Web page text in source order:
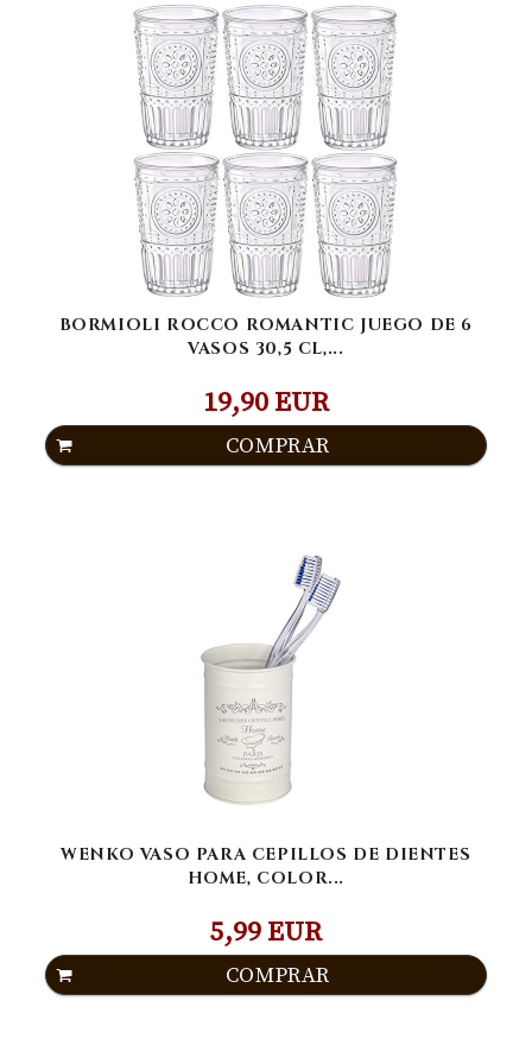
BORMIOLI ROCCO ROMANTIC JUEGO DE 6
VASOS 30,5 CL,...
19,90 EUR
COMPRAR
WENKO VASO PARA CEPILLOS DE DIENTES
HOME, COLOR...
5,99 EUR
COMPRAR